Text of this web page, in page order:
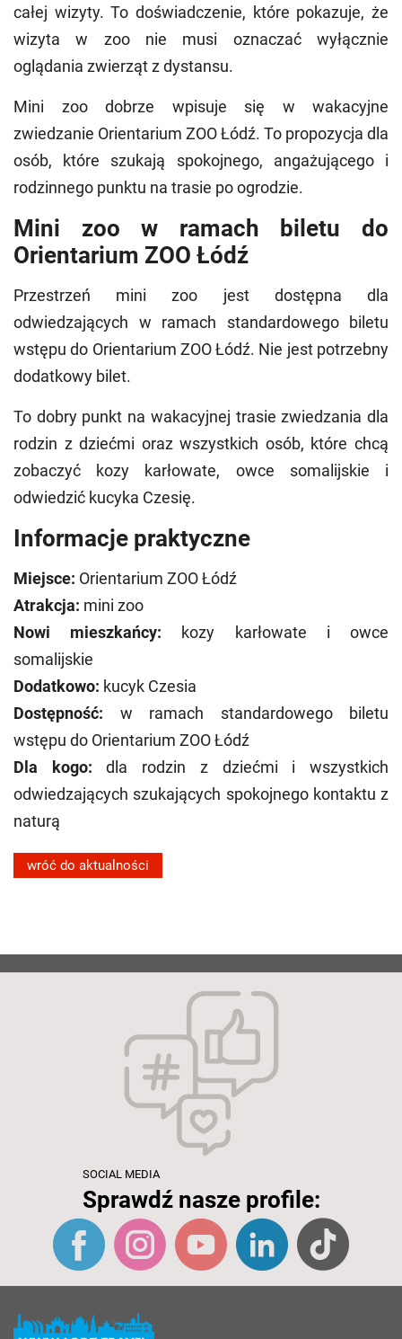
całej wizyty. To doświadczenie, które pokazuje, że
wizyta w zoo nie musi oznaczać wyłącznie
oglądania zwierząt z dystansu.
Mini zoo dobrze wpisuje się w wakacyjne
zwiedzanie Orientarium ZOO Łódź. To propozycja dla
osób, które szukają spokojnego, angażującego i
rodzinnego punktu na trasie po ogrodzie.
Mini zoo w ramach biletu do
Orientarium ZOO Łódź
Przestrzeń mini zoo jest dostępna dla
odwiedzających w ramach standardowego biletu
wstępu do Orientarium ZOO Łódź. Nie jest potrzebny
dodatkowy bilet.
To dobry punkt na wakacyjnej trasie zwiedzania dla
rodzin z dziećmi oraz wszystkich osób, które chcą
zobaczyć kozy karłowate, owce somalijskie i
odwiedzić kucyka Czesię.
Informacje praktyczne
Miejsce: Orientarium ZOO Łódź
Atrakcja: mini zoo
Nowi mieszkańcy: kozy karłowate i owce
somalijskie
Dodatkowo: kucyk Czesia
Dostępność: w ramach standardowego biletu
wstępu do Orientarium ZOO Łódź
Dla kogo: dla rodzin z dziećmi i wszystkich
odwiedzających szukających spokojnego kontaktu z
naturą
wróć do aktualności
SOCIAL MEDIA
Sprawdź nasze profile: